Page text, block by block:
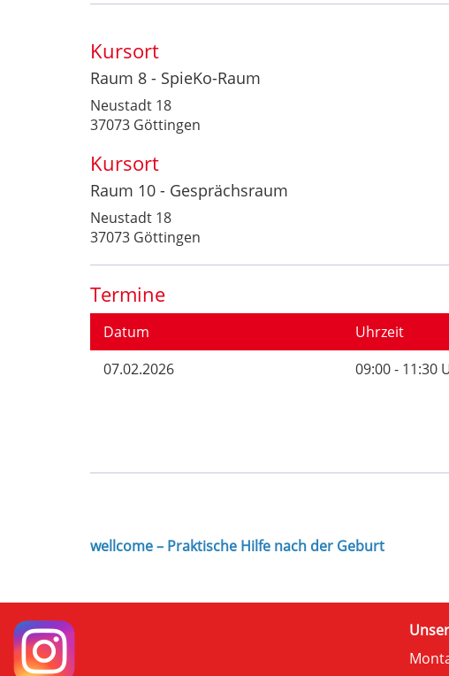
Kursort
Raum 8 - SpieKo-Raum
Neustadt 18
37073 Göttingen
Kursort
Raum 10 - Gesprächsraum
Neustadt 18
37073 Göttingen
Termine
Datum Uhrzeit
07.02.2026
09:00 - 11:30
wellcome – Praktische Hilfe nach der Geburt